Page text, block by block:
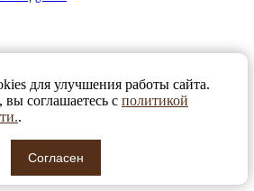
сока и газировки
для улучшения работы сайта.
вы соглашаетесь с политикой
.
Согласен